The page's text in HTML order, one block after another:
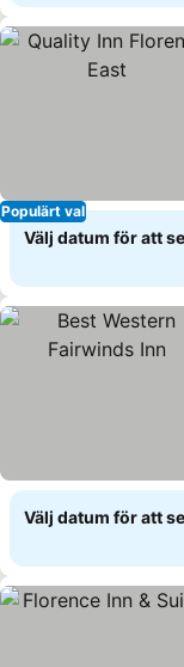
Populärt val
Välj datum för att
Välj datum för att